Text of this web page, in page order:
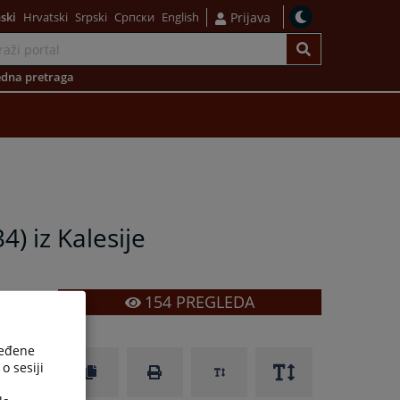
Hrvatski Srpski Српски English Prijava
pretraga
iz Kalesije
154PREGLEDA
sesiji